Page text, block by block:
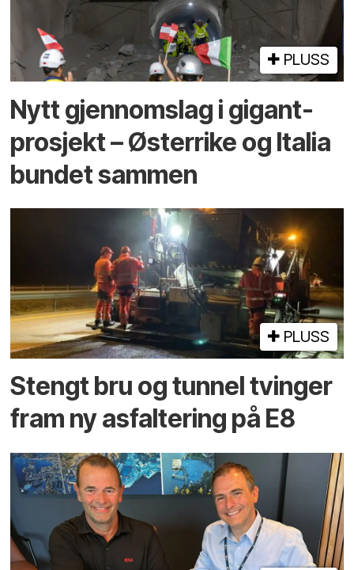
PLUSS
Nytt gjennomslag i gigant­
prosjekt – Østerrike og Italia
bundet sammen
PLUSS
Stengt bru og tunnel tvinger
fram ny asfaltering på E8